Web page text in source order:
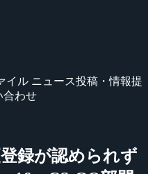
イル ニュース投稿・情報提
合わせ
録が認められず